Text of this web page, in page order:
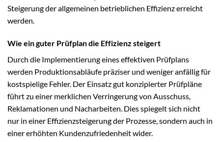
Steigerung der allgemeinen betrieblichen Effizienz erreicht
werden.
Wie ein guter Prüfplan die Effizienz steigert
Durch die Implementierung eines effektiven Prüfplans
werden Produktionsabläufe präziser und weniger anfällig für
kostspielige Fehler. Der Einsatz gut konzipierter Prüfpläne
führt zu einer merklichen Verringerung von Ausschuss,
Reklamationen und Nacharbeiten. Dies spiegelt sich nicht
nur in einer Effizienzsteigerung der Prozesse, sondern auch in
einer erhöhten Kundenzufriedenheit wider.